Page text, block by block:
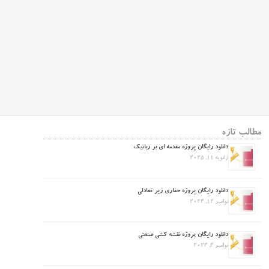
مطالب تازه
دانلود رایگان پروژه مقدمه ای بر رباتیک
ژانویه 11, 2025
دانلود رایگان پروژه حفاری زیر تعادلی
نوامبر 12, 2024
دانلود رایگان پروژه نقشه کشی صنعتی
نوامبر 4, 2024